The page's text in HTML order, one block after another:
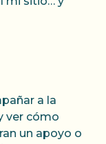
a la
ver cómo
un apoyo o